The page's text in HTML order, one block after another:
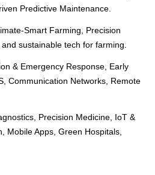
Predictive Maintenance.
Smart Farming, Precision
sustainable tech for farming.
& Emergency Response, Early
Communication Networks, Remote
Precision Medicine, IoT &
Mobile Apps, Green Hospitals,